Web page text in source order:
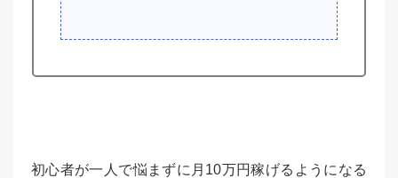
初心者が一人で悩まずに月10万円稼げるようになる